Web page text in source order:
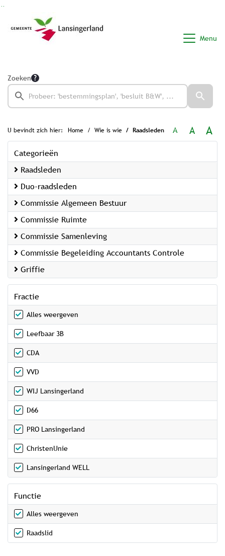
Menu
Zoeken
U bevindt zich hier: Home Wie is wie Raadsleden A A A
Categorieën
Raadsleden
Duo-raadsleden
Commissie Algemeen Bestuur
Commissie Ruimte
Commissie Samenleving
Commissie Begeleiding Accountants Controle
Griffie
Fractie
Alles weergeven
Leefbaar 3B
CDA
VVD
WIJ Lansingerland
D66
PRO Lansingerland
ChristenUnie
Lansingerland WELL
Functie
Alles weergeven
Raadslid